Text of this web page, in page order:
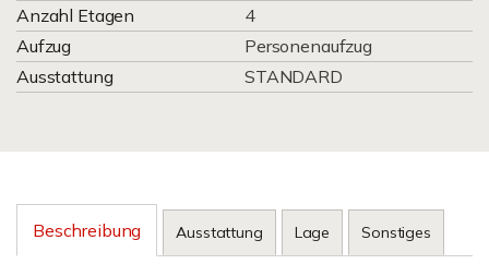
Anzahl Etagen
4
Aufzug
Personenaufzug
Ausstattung
STANDARD
Beschreibung Ausstattung Lage Sonstiges